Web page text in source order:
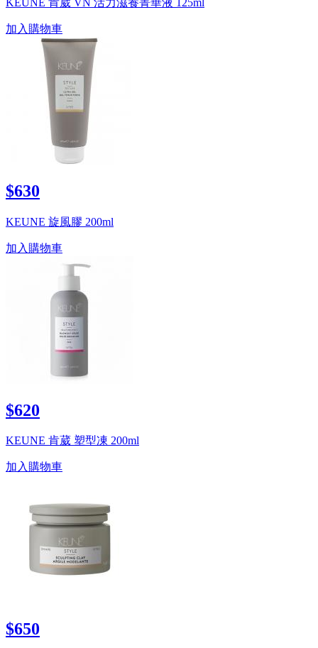
加入購物車
$630
KEUNE 旋風膠 200ml
加入購物車
$620
KEUNE 肯葳 塑型凍 200ml
加入購物車
$650